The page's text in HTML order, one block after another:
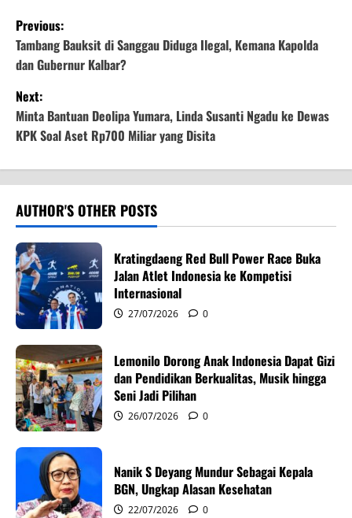
P
o
s
t
n
a
v
i
g
a
t
i
o
n
Previous:
Tambang Bauksit di Sanggau Diduga Ilegal, Kemana Kapolda
dan Gubernur Kalbar?
Next:
Minta Bantuan Deolipa Yumara, Linda Susanti Ngadu ke Dewas
KPK Soal Aset Rp700 Miliar yang Disita
AUTHOR'S OTHER POSTS
Kratingdaeng Red Bull Power Race Buka
Jalan Atlet Indonesia ke Kompetisi
Internasional
27/07/2026 0
Lemonilo Dorong Anak Indonesia Dapat Gizi
dan Pendidikan Berkualitas, Musik hingga
Seni Jadi Pilihan
26/07/2026 0
Nanik S Deyang Mundur Sebagai Kepala
BGN, Ungkap Alasan Kesehatan
22/07/2026 0